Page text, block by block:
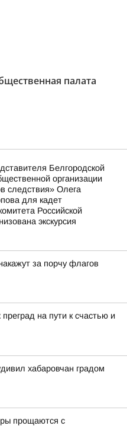
палата
Белгородской
организации
следствия» Олега
для кадет
Российской
экскурсия
за порчу флагов
на пути к счастью и
хабаровчан градом
прощаются с